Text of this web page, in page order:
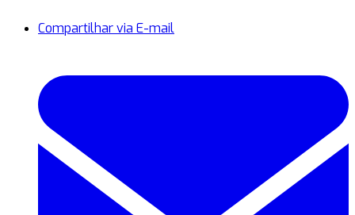
Compartilhar via E-mail